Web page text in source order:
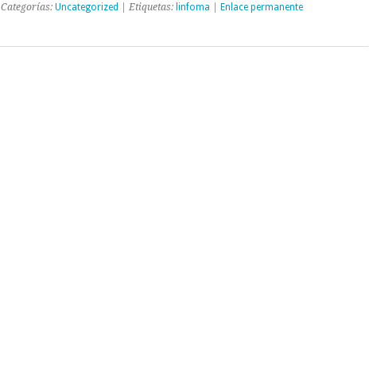
Categorías: Uncategorized | Etiquetas: linfoma Enlace permanente